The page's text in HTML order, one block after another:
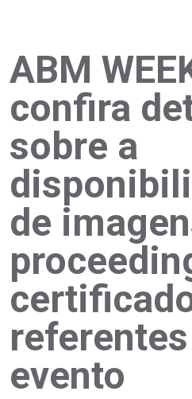
ABM
confira
sobre a
de
evento